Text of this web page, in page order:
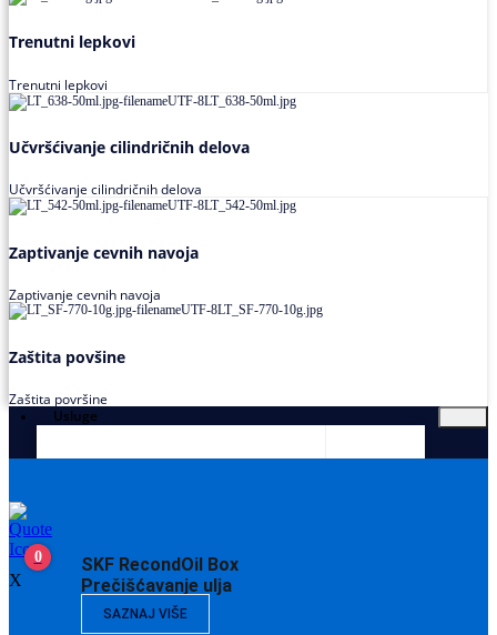
Trenutni lepkovi
Trenutni lepkovi
Učvršćivanje cilindričnih delova
Učvršćivanje cilindričnih delova
Zaptivanje cevnih navoja
Zaptivanje cevnih navoja
Zaštita povšine
Zaštita površine
Usluge
SKF RecondOil Box
Prečišćavanje ulja
SAZNAJ VIŠE
0
X